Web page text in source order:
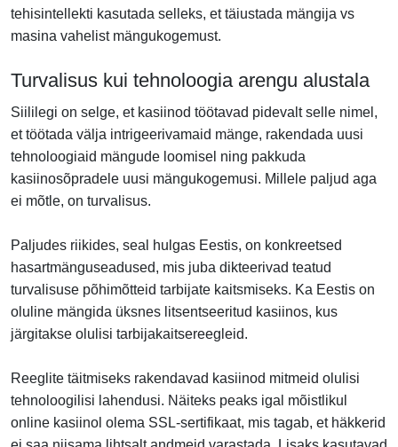
tehisintellekti kasutada selleks, et täiustada mängija vs
masina vahelist mängukogemust.
Turvalisus kui tehnoloogia arengu alustala
Siililegi on selge, et kasiinod töötavad pidevalt selle nimel,
et töötada välja intrigeerivamaid mänge, rakendada uusi
tehnoloogiaid mängude loomisel ning pakkuda
kasiinosõpradele uusi mängukogemusi. Millele paljud aga
ei mõtle, on turvalisus.
Paljudes riikides, seal hulgas Eestis, on konkreetsed
hasartmänguseadused, mis juba dikteerivad teatud
turvalisuse põhimõtteid tarbijate kaitsmiseks. Ka Eestis on
oluline mängida üksnes litsentseeritud kasiinos, kus
järgitakse olulisi tarbijakaitsereegleid.
Reeglite täitmiseks rakendavad kasiinod mitmeid olulisi
tehnoloogilisi lahendusi. Näiteks peaks igal mõistlikul
online kasiinol olema SSL-sertifikaat, mis tagab, et häkkerid